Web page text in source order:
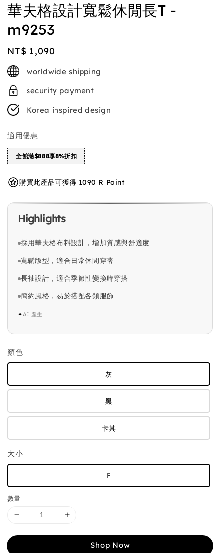
華夫格設計寬鬆休閒長T -
m9253
Regular
price
NT$ 1,090
worldwide shipping
security payment
Korea inspired design
適用優惠
全館滿$888享8%折扣
購買此產品可獲得 1090 R Point
Highlights
採用華夫格布料設計，增加質感與舒適度
寬鬆版型，適合日常休閒穿著
長袖設計，適合季節性變換時穿搭
簡約風格，易於搭配各類服飾
✦AI 產生
顏色
灰
黑
卡其
大小
F
數量
Shop Now